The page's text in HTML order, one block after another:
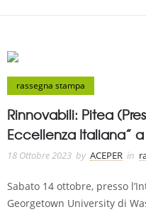
rassegna stampa
Rinnovabili: Pitea
Eccellenza Italiana”
18 Ottobre 2023 by ACEPER in
Sabato 14 ottobre, presso
Georgetown University di